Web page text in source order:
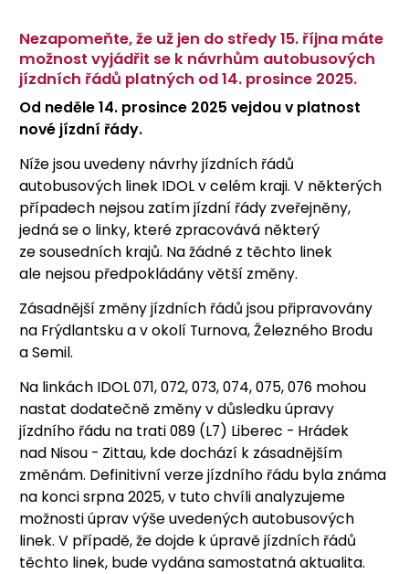
Nezapomeňte, že už jen do středy 15. října máte
možnost vyjádřit se k návrhům autobusových
jízdních řádů platných od 14. prosince 2025.
Od neděle 14. prosince 2025 vejdou v platnost
nové jízdní řády.
Níže jsou uvedeny návrhy jízdních řádů
autobusových linek IDOL v celém kraji. V některých
případech nejsou zatím jízdní řády zveřejněny,
jedná se o linky, které zpracovává některý
ze sousedních krajů. Na žádné z těchto linek
ale nejsou předpokládány větší změny.
Zásadnější změny jízdních řádů jsou připravovány
na Frýdlantsku a v okolí Turnova, Železného Brodu
a Semil.
Na linkách IDOL 071, 072, 073, 074, 075, 076 mohou
nastat dodatečně změny v důsledku úpravy
jízdního řádu na trati 089 (L7) Liberec - Hrádek
nad Nisou - Zittau, kde dochází k zásadnějším
změnám. Definitivní verze jízdního řádu byla známa
na konci srpna 2025, v tuto chvíli analyzujeme
možnosti úprav výše uvedených autobusových
linek. V případě, že dojde k úpravě jízdních řádů
těchto linek, bude vydána samostatná aktualita.